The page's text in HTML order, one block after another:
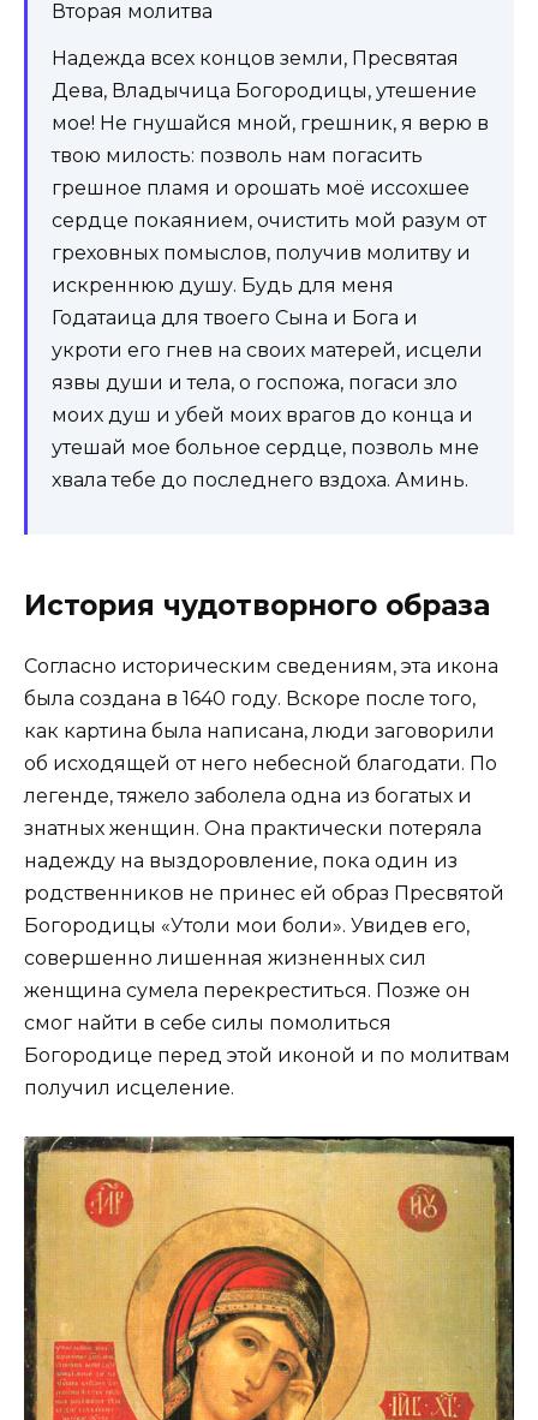
Вторая молитва
Надежда всех концов земли, Пресвятая
Дева, Владычица Богородицы, утешение
мое! Не гнушайся мной, грешник, я верю в
твою милость: позволь нам погасить
грешное пламя и орошать моё иссохшее
сердце покаянием, очистить мой разум от
греховных помыслов, получив молитву и
искреннюю душу. Будь для меня
Годатаица для твоего Сына и Бога и
укроти его гнев на своих матерей, исцели
язвы души и тела, о госпожа, погаси зло
моих душ и убей моих врагов до конца и
утешай мое больное сердце, позволь мне
хвала тебе до последнего вздоха. Аминь.
История чудотворного образа
Согласно историческим сведениям, эта икона
была создана в 1640 году. Вскоре после того,
как картина была написана, люди заговорили
об исходящей от него небесной благодати. По
легенде, тяжело заболела одна из богатых и
знатных женщин. Она практически потеряла
надежду на выздоровление, пока один из
родственников не принес ей образ Пресвятой
Богородицы «Утоли мои боли». Увидев его,
совершенно лишенная жизненных сил
женщина сумела перекреститься. Позже он
смог найти в себе силы помолиться
Богородице перед этой иконой и по молитвам
получил исцеление.